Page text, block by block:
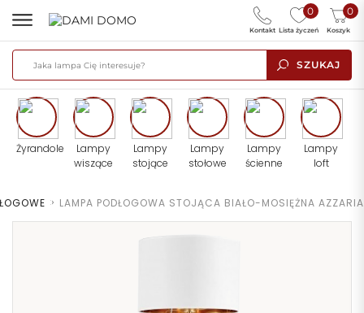
SZUKAJ
0
Lista życzeń
0
Koszyk
Kontakt
Żyrandole
Lampy
wiszące
Lampy
stojące
Lampy
stołowe
Lampy
ścienne
Lampy
loft
> LAMPA PODŁOGOWA STOJĄCA BIAŁO-MOSIĘŻNA AZZARIA